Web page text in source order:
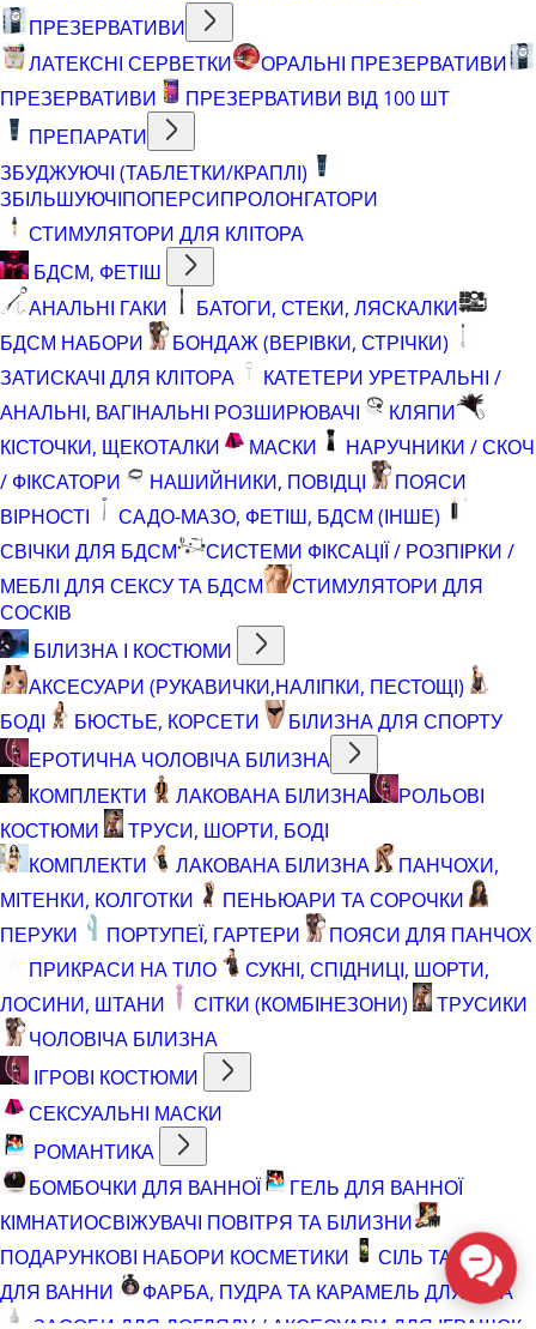
ПРЕЗЕРВАТИВИ
ЛАТЕКСНІ СЕРВЕТКИ
ОРАЛЬНІ ПРЕЗЕРВАТИВИ
ПРЕЗЕРВАТИВИ
ПРЕЗЕРВАТИВИ ВІД 100 ШТ
ПРЕПАРАТИ
ЗБУДЖУЮЧІ (ТАБЛЕТКИ/КРАПЛІ)
ЗБІЛЬШУЮЧІПОПЕРСИПРОЛОНГАТОРИ
СТИМУЛЯТОРИ ДЛЯ КЛІТОРА
БДСМ, ФЕТІШ
АНАЛЬНІ ГАКИ
БАТОГИ, СТЕКИ, ЛЯСКАЛКИ
БДСМ НАБОРИ
БОНДАЖ (ВЕРІВКИ, СТРІЧКИ)
ЗАТИСКАЧІ ДЛЯ КЛІТОРА
КАТЕТЕРИ УРЕТРАЛЬНІ /
АНАЛЬНІ, ВАГІНАЛЬНІ РОЗШИРЮВАЧІ
КЛЯПИ
КІСТОЧКИ, ЩЕКОТАЛКИ
МАСКИ
НАРУЧНИКИ / СКОЧ
/ ФІКСАТОРИ
НАШИЙНИКИ, ПОВІДЦІ
ПОЯСИ
ВІРНОСТІ
САДО-МАЗО, ФЕТІШ, БДСМ (ІНШЕ)
СВІЧКИ ДЛЯ БДСМ
СИСТЕМИ ФІКСАЦІЇ / РОЗПІРКИ /
МЕБЛІ ДЛЯ СЕКСУ ТА БДСМ
СТИМУЛЯТОРИ ДЛЯ
СОСКІВ
БІЛИЗНА І КОСТЮМИ
АКСЕСУАРИ (РУКАВИЧКИ,НАЛІПКИ, ПЕСТОЩІ)
БОДІ
БЮСТЬЕ, КОРСЕТИ
БІЛИЗНА ДЛЯ СПОРТУ
ЕРОТИЧНА ЧОЛОВІЧА БІЛИЗНА
КОМПЛЕКТИ
ЛАКОВАНА БІЛИЗНА
РОЛЬОВІ
КОСТЮМИ
ТРУСИ, ШОРТИ, БОДІ
КОМПЛЕКТИ
ЛАКОВАНА БІЛИЗНА
ПАНЧОХИ,
МІТЕНКИ, КОЛГОТКИ
ПЕНЬЮАРИ ТА СОРОЧКИ
ПЕРУКИ
ПОРТУПЕЇ, ГАРТЕРИ
ПОЯСИ ДЛЯ ПАНЧОХ
ПРИКРАСИ НА ТІЛО
СУКНІ, СПІДНИЦІ, ШОРТИ,
ЛОСИНИ, ШТАНИ
СІТКИ (КОМБІНЕЗОНИ)
ТРУСИКИ
ЧОЛОВІЧА БІЛИЗНА
ІГРОВІ КОСТЮМИ
СЕКСУАЛЬНІ МАСКИ
РОМАНТИКА
БОМБОЧКИ ДЛЯ ВАННОЇ
ГЕЛЬ ДЛЯ ВАННОЇ
КІМНАТИОСВІЖУВАЧІ ПОВІТРЯ ТА БІЛИЗНИ
ПОДАРУНКОВІ НАБОРИ КОСМЕТИКИ
СІЛЬ ТА ПІНА
ДЛЯ ВАННИ
ФАРБА, ПУДРА ТА КАРАМЕЛЬ ДЛЯ ТІЛА